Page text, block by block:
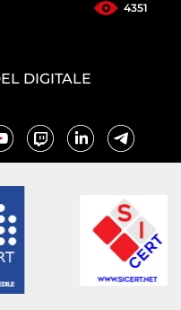
4351
DIGITALE